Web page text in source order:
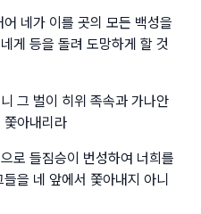
네가 이를 곳의 모든 백성을
게 등을 돌려 도망하게 할 것
그 벌이 히위 족속과 가나안
쫓아내리라
로 들짐승이 번성하여 너희를
을 네 앞에서 쫓아내지 아니